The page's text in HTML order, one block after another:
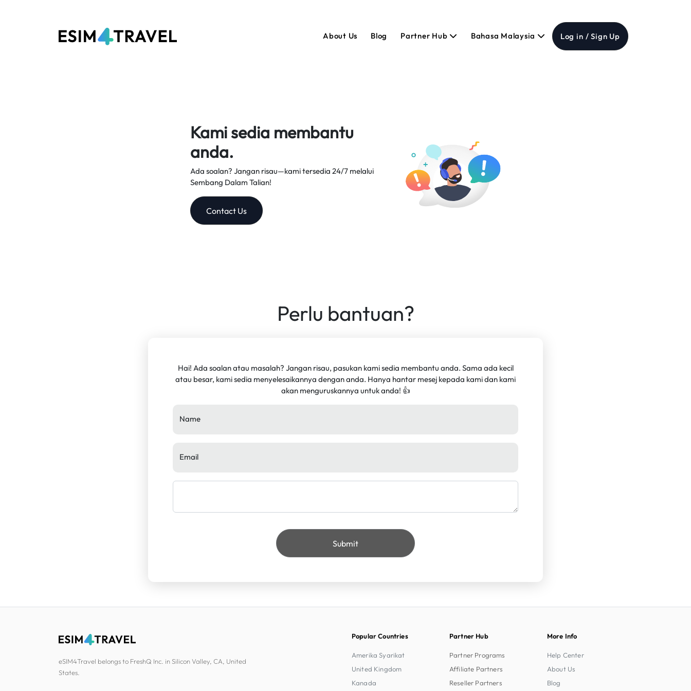
About Us Blog Partner Hub Bahasa Malaysia Log in / Sign Up
Kami sedia membantu
anda.
Ada soalan? Jangan risau—kami tersedia 24/7 melalui
Sembang Dalam Talian!
Contact Us
Perlu bantuan?
Hai! Ada soalan atau masalah? Jangan risau, pasukan kami sedia membantu anda. Sama ada kecil
atau besar, kami sedia menyelesaikannya dengan anda. Hanya hantar mesej kepada kami dan kami
akan menguruskannya untuk anda! 👍
Name
Email
eSIM4Travel belongs to FreshQ Inc. in Silicon Valley, CA, United
States.
Popular Countries
Amerika Syarikat
United Kingdom
Kanada
Partner Hub
Partner Programs
Affiliate Partners
Reseller Partners
More Info
Help Center
About Us
Blog